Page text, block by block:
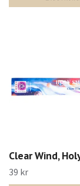
Clear Wind,
39 kr